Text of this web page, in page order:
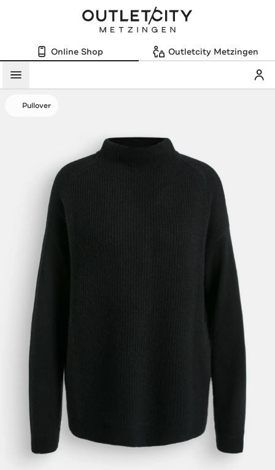
Online Shop Outletcity Metzingen
Menü
Pullover